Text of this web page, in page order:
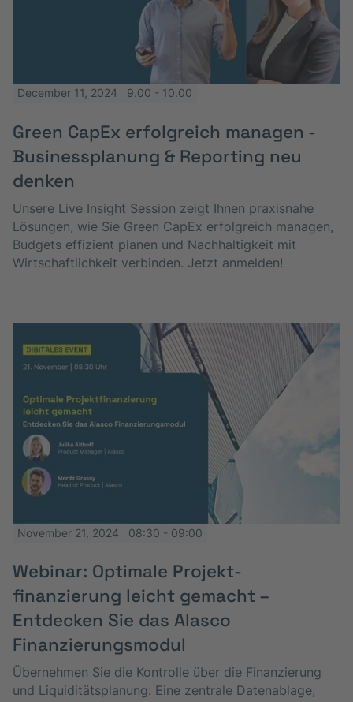
December 11, 2024 9.00 - 10.00
Green CapEx erfolgreich managen -
Businessplanung & Reporting neu
denken
Unsere Live Insight Session zeigt Ihnen praxisnahe
Lösungen, wie Sie Green CapEx erfolgreich managen,
Budgets effizient planen und Nachhaltigkeit mit
Wirtschaftlichkeit verbinden. Jetzt anmelden!
November 21, 2024 08:30 - 09:00
Webinar: Optimale Projekt­
finanzierung leicht gemacht –
Entdecken Sie das Alasco
Finanzierungs­modul
Übernehmen Sie die Kontrolle über die Finanzierung
und Liquiditätsplanung: Eine zentrale Datenablage,